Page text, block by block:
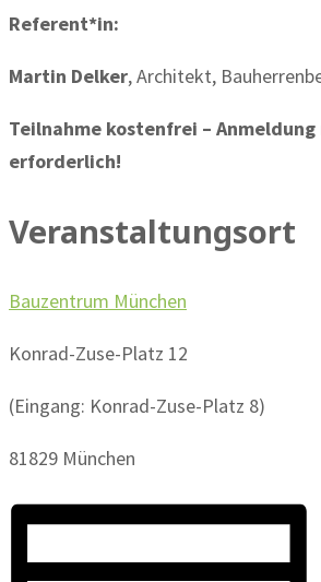
Referent*in:
Martin Delker, Architekt,
Teilnahme kostenfrei –
erforderlich!
Veranstaltungsort
Bauzentrum München
Konrad-Zuse-Platz 12
(Eingang: Konrad-Zuse-Platz 8)
81829 München